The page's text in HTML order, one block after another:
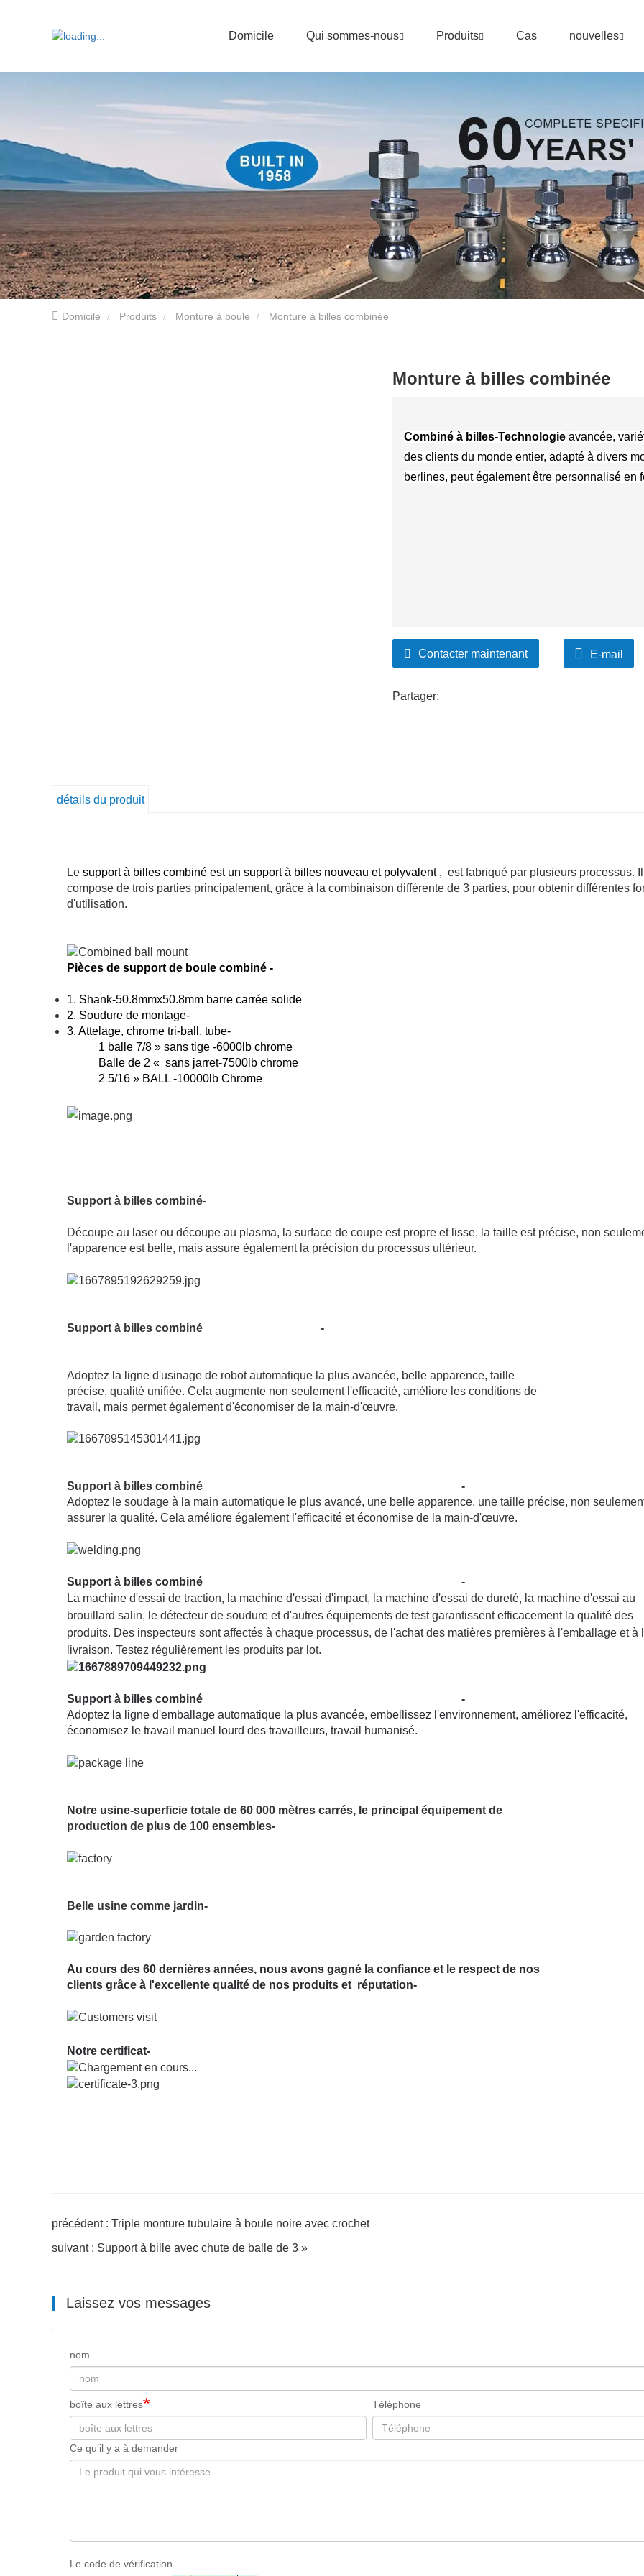
Domicile Qui sommes-nous Produits Cas nouvelles
Domicile Produits Monture à boule Monture à billes combinée
Monture à billes combinée
Combiné à billes-Technologie avancée,
des clients du monde entier, adapté à divers
berlines, peut également être personnalisé
Contacter maintenant E-mail
Partager:
détails du produit
Le support à billes combiné est un support à billes nouveau et polyvalent, est fabriqué par plusieurs processus.
compose de trois parties principalement, grâce à la combinaison différente de 3 parties, pour obtenir différentes
d'utilisation.
Pièces de support de boule combiné -
1. Shank-50.8mmx50.8mm barre carrée solide
2. Soudure de montage-
3. Attelage, chrome tri-ball, tube-
1 balle 7/8 » sans tige -6000lb chrome
Balle de 2 « sans jarret-7500lb chrome
2 5/16 » BALL -10000lb Chrome
Support à billes combiné-
Découpe au laser ou découpe au plasma, la surface de coupe est propre et lisse, la taille est précise, non
l'apparence est belle, mais assure également la précision du processus ultérieur.
Support à billes combiné -
Adoptez la ligne d'usinage de robot automatique la plus avancée, belle apparence, taille
précise, qualité unifiée. Cela augmente non seulement l'efficacité, améliore les conditions de
travail, mais permet également d'économiser de la main-d'œuvre.
Support à billes combiné
-
Adoptez le soudage à la main automatique le plus avancé, une belle apparence, une taille précise, non
assurer la qualité. Cela améliore également l'efficacité et économise de la main-d'œuvre.
Support à billes combiné
-
La machine d'essai de traction, la machine d'essai d'impact, la machine d'essai de dureté, la machine d'essai au
brouillard salin, le détecteur de soudure et d'autres équipements de test garantissent efficacement la qualité des
produits. Des inspecteurs sont affectés à chaque processus, de l'achat des matières premières à l'emballage et à
livraison. Testez régulièrement les produits par lot.
Support à billes combiné
-
Adoptez la ligne d'emballage automatique la plus avancée, embellissez l'environnement, améliorez l'efficacité,
économisez le travail manuel lourd des travailleurs, travail humanisé.
Notre usine-superficie totale de 60 000 mètres carrés, le principal équipement de
production de plus de 100 ensembles-
Belle usine comme jardin-
Au cours des 60 dernières années, nous avons gagné la confiance et le respect de nos
clients grâce à l'excellente qualité de nos produits et réputation-
Notre certificat-
précédent : Triple monture tubulaire à boule noire avec crochet
suivant : Support à bille avec chute de balle de 3 »
Laissez vos messages
nom
boîte aux lettres Téléphone
Ce qu’il y a à demander
Le code de vérification